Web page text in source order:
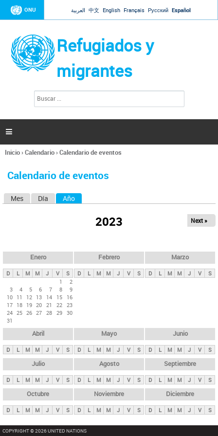
Jump to navigation
ONU العربية 中文 English Français Русский Español
Refugiados y
migrantes
l
d
s

Se
usted
Inicio›Calendario›Calendario de eventos
Calendario de eventos
s
p
n
c
i
p
l
e
s
Mes Día Año
2023 Next »
Enero
D L M M J V
S
1
2
3
4 5 6 7 8
9
10 11 12 13 14 15
16
17 18 19 20 21 22 23
24 25 26 27 28 29 30
31
Febrero
D L M M J V S
Marzo
D L M M J V S
Abril
D L M M J V S
Mayo
D L M M J V S
Junio
D L M M J V S
Julio
D L M M J V S
Agosto
D L M M J V S
Septiembre
D L M M J V S
Octubre
D L M M J V S
Noviembre
D L M M J V S
Diciembre
D L M M J V S
COPYRIGHT © 2026 UNITED NATIONS